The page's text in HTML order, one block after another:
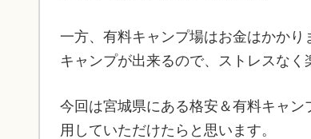
一方、有料キャンプ場はお金はかか
キャンプが出来るので、ストレスなく
今回は宮城県にある格安＆有料キャ
用していただけたらと思います。